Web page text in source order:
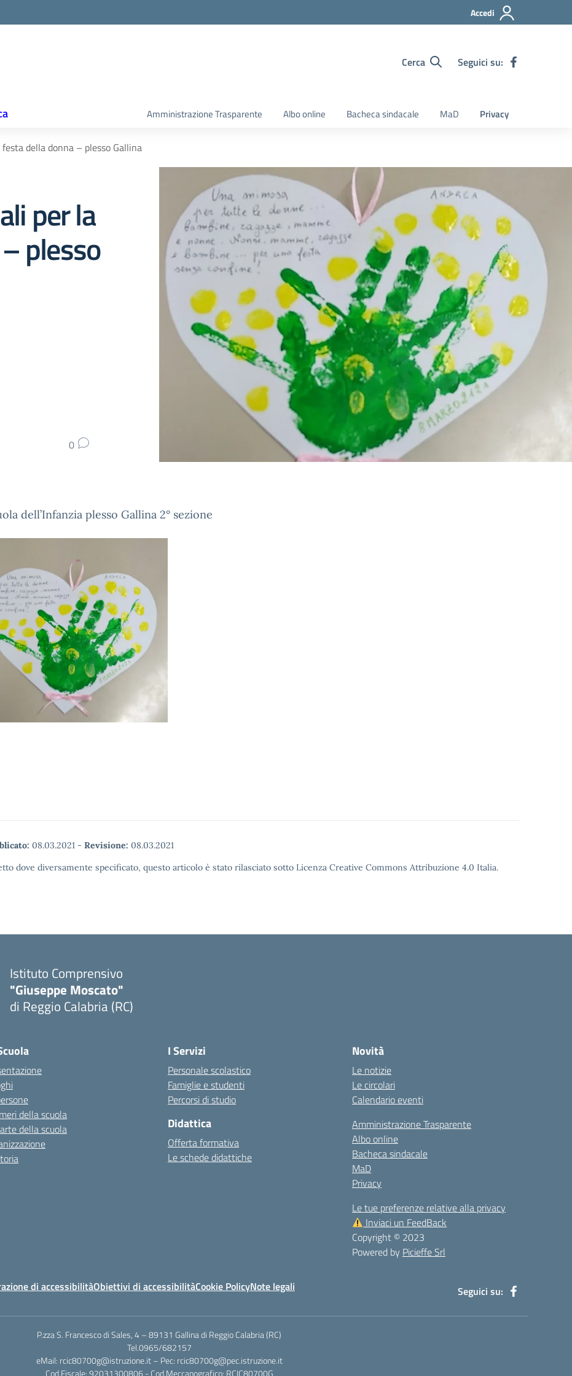
Accedi
Cerca Seguici su:
Amministrazione Trasparente Albo online Bacheca sindacale MaD Privacy
della donna – plesso Gallina
per la
plesso
0
dell’Infanzia plesso Gallina 2° sezione
08.03.2021 - Revisione: 08.03.2021
dove diversamente specificato, questo articolo è stato rilasciato sotto Licenza Creative Commons Attribuzione 4.0 Italia.
Istituto Comprensivo
"Giuseppe Moscato"
di Reggio Calabria (RC)
della scuola
della scuola
I Servizi
Personale scolastico
Famiglie e studenti
Percorsi di studio
Didattica
Offerta formativa
Le schede didattiche
Novità
Le notizie
Le circolari
Calendario eventi
Amministrazione Trasparente
Albo online
Bacheca sindacale
MaD
Privacy
Le tue preferenze relative alla privacy
Inviaci un FeedBack
Copyright © 2023
Powered by Picieffe Srl
di accessibilitàObiettivi di accessibilitàCookie PolicyNote legali Seguici su:
P.zza S. Francesco di Sales, 4 – 89131 Gallina di Reggio Calabria (RC)
Tel.0965/682157
eMail: rcic80700g@istruzione.it – Pec: rcic80700g@pec.istruzione.it